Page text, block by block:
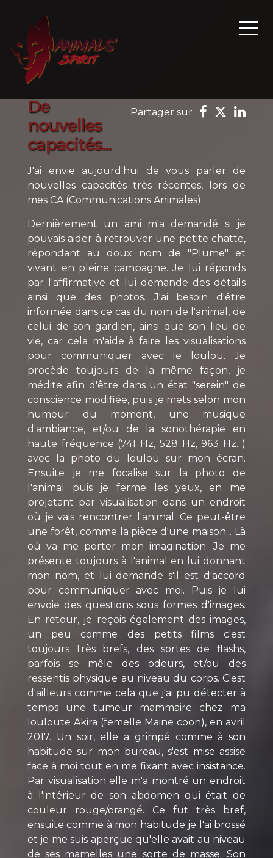
Partager sur :
De
nouvelles
capacités...
J'ai envie aujourd'hui de vous parler de
nouvelles capacités très récentes, lors de
mes CA (Communications Animales).
Dernièrement un ami m'a demandé si je
pouvais aider à retrouver une petite chatte,
répondant au doux nom de "Plume" et
vivant en pleine campagne. Je lui réponds
par l'affirmative et lui demande des détails
ainsi que des photos. J'ai besoin d'être
informée dans ce cas du nom de l'animal, de
celui de son gardien, ainsi que son lieu de
vie, car cela m'aide à faire les visualisations
pour communiquer avec le loulou. Je
procède toujours de la même façon, je
médite afin d'être dans un état "serein" de
conscience modifiée, puis je mets selon mon
humeur du moment, une musique
d'ambiance, et/ou de la sonothérapie en
haute fréquence (741 Hz, 528 Hz, 963 Hz...)
avec la photo du loulou sur mon écran.
Ensuite je me focalise sur la photo de
l'animal puis je ferme les yeux, en me
projetant par visualisation dans un endroit
où je vais rencontrer l'animal. Ce peut-être
une forêt, comme la pièce d'une maison... Là
où va me porter mon imagination. Je me
présente toujours à l'animal en lui donnant
mon nom, et lui demande s'il est d'accord
pour communiquer avec moi. Puis je lui
envoie des questions sous formes d'images.
En retour, je reçois également des images,
un peu comme des petits films c'est
toujours très brefs, des sortes de flashs,
parfois se mêle des odeurs, et/ou des
ressentis physique au niveau du corps. C'est
d'ailleurs comme cela que j'ai pu détecter à
temps une tumeur mammaire chez ma
louloute Akira (femelle Maine coon), en avril
2017. Un soir, elle a grimpé comme à son
habitude sur mon bureau, s'est mise assise
face à moi tout en me fixant avec insistance.
Par visualisation elle m'a montré un endroit
à l'intérieur de son abdomen qui était de
couleur rouge/orangé. Ce fut très bref,
ensuite comme à mon habitude je l'ai brossé
et je me suis aperçue qu'elle avait au niveau
de ses mamelles une sorte de masse. Son